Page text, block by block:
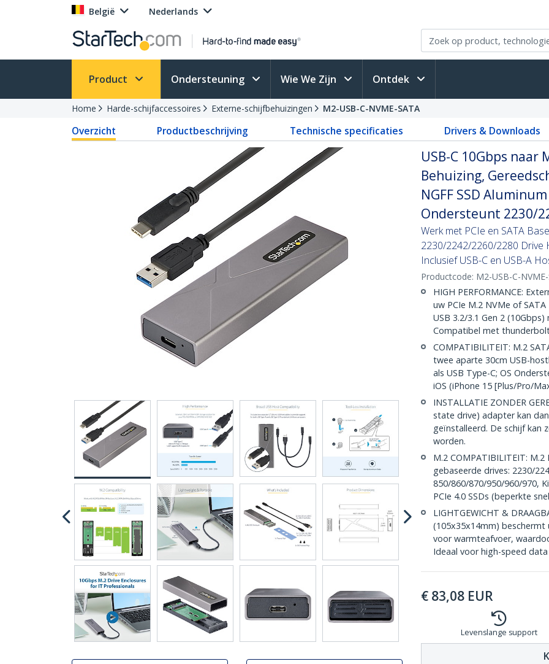
België Nederlands
Product Ondersteuning Wie We Zijn Ontdek
Home Harde-schijfaccessoires Externe-schijfbehuizingen M2-USB-C-NVME-SATA
Overzicht Productbeschrijving Technische specificaties Drivers & Downloads
USB-C 10Gbps naar
Behuizing,
NGFF SSD
Ondersteunt 2230/
Werk met PCIe en SATA
2230/2242/2260/2280
Inclusief USB-C en USB-A
Productcode: M2-USB-C-
HIGH PERFORMANCE:
uw PCIe M.2 NVMe of
USB 3.2/3.1 Gen 2
Compatibel met
COMPATIBILITEIT: M.2
twee aparte 30cm USB-
als USB Type-C; OS
iOS (iPhone 15 [Plus/Pro/
INSTALLATIE ZONDER
state drive) adapter kan
geïnstalleerd. De schijf kan
worden.
M.2 COMPATIBILITEIT:
gebaseerde drives: 2230/
850/860/870/950/960/970,
PCIe 4.0 SSDs (beperkte
LIGHTGEWICHT &
(105x35x14mm) beschermt
voor warmteafvoer,
Ideaal voor high-speed
€ 83,08 EUR
Levenslange support